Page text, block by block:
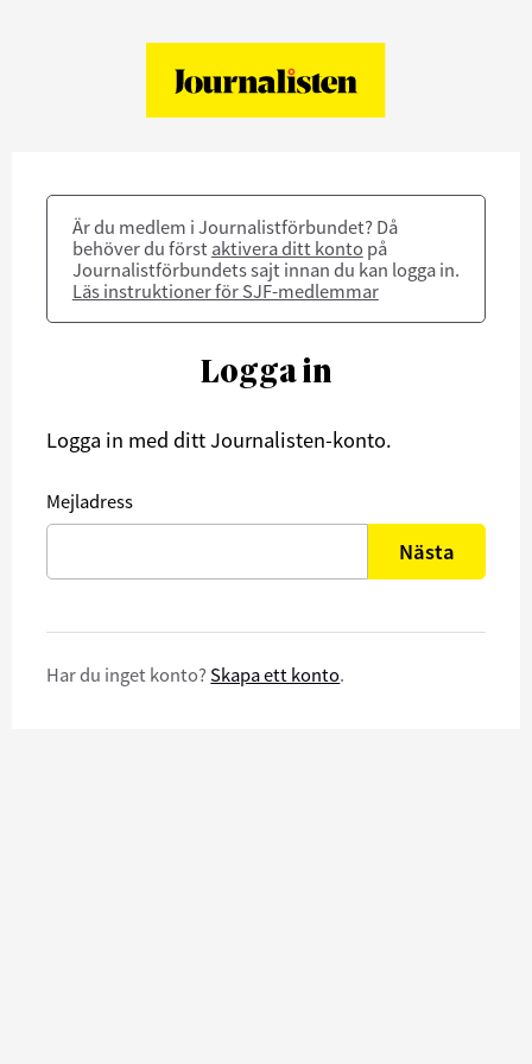
Är du medlem i Journalistförbundet? Då
behöver du först aktivera ditt konto på
Journalistförbundets sajt innan du kan logga in.
Läs instruktioner för SJF-medlemmar
Logga in
Logga in med ditt Journalisten-konto.
Mejladress
Nästa
Har du inget konto? Skapa ett konto.